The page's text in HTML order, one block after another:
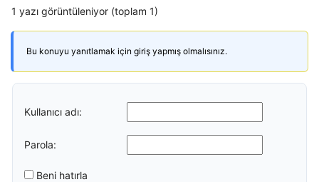
1 yazı görüntüleniyor (toplam 1)
Bu konuyu yanıtlamak için giriş yapmış olmalısınız.
Kullanıcı adı:
Parola:
Beni hatırla